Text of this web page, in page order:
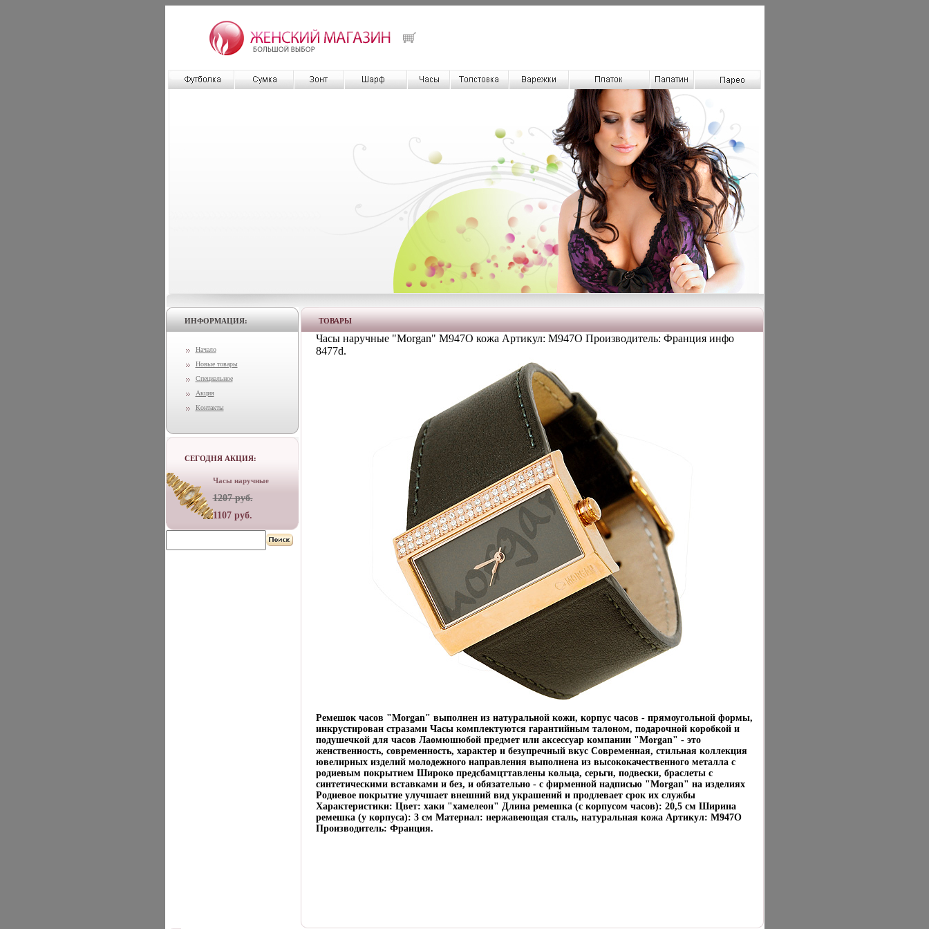
ИНФОРМАЦИЯ:
Начало
Новые товары
Специальное
Акция
Контакты
СЕГОДНЯ АКЦИЯ:
Часы наручные
1207 руб.
1107 руб.
ТОВАРЫ
Часы наручные "Morgan" М947O кожа Артикул: М947O Производитель: Франция инфо
8477d.
Ремешок часов "Morgan" выполнен из натуральной кожи, корпус часов - прямоугольной формы,
инкрустирован стразами Часы комплектуются гарантийным талоном, подарочной коробкой и
подушечкой для часов Лаомюшюбой предмет или аксессуар компании "Morgan" - это
женственность, современность, характер и безупречный вкус Современная, стильная коллекция
ювелирных изделий молодежного направления выполнена из высококачественного металла с
родиевым покрытием Широко предсбамцттавлены кольца, серьги, подвески, браслеты с
синтетическими вставками и без, и обязательно - с фирменной надписью "Morgan" на изделиях
Родиевое покрытие улучшает внешний вид украшений и продлевает срок их службы
Характеристики: Цвет: хаки "хамелеон" Длина ремешка (с корпусом часов): 20,5 см Ширина
ремешка (у корпуса): 3 см Материал: нержавеющая сталь, натуральная кожа Артикул: М947O
Производитель: Франция.